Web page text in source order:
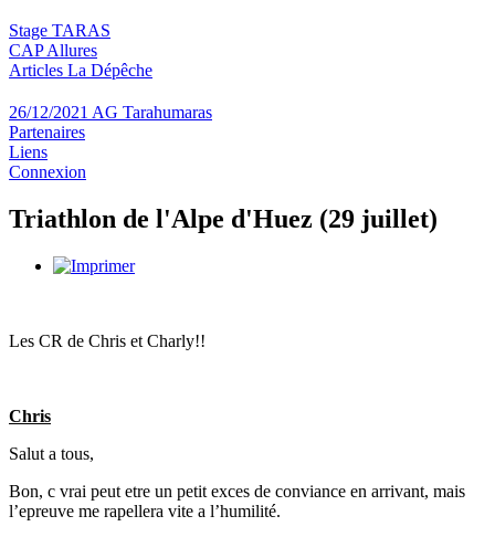
Stage TARAS
CAP Allures
Articles La Dépêche
26/12/2021 AG Tarahumaras
Partenaires
Liens
Connexion
Triathlon de l'Alpe d'Huez (29 juillet)
Les CR de Chris et Charly!!
Chris
Salut a tous,
Bon, c vrai peut etre un petit exces de conviance en arrivant, mais
l’epreuve me rapellera vite a l’humilité.